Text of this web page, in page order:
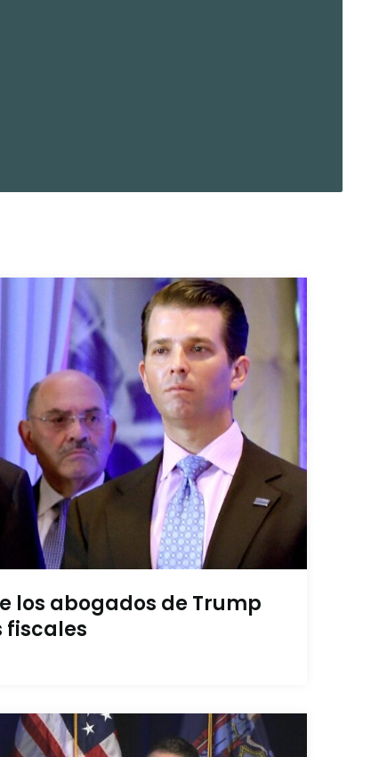
los abogados de Trump
fiscales